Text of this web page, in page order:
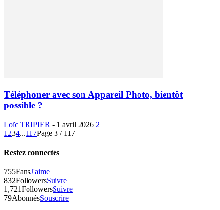
Téléphoner avec son Appareil Photo, bientôt
possible ?
Loïc TRIPIER - 1 avril 2026 2
1 234...117Page 3 / 117
Restez connectés
755FansJ'aime
832FollowersSuivre
1,721FollowersSuivre
79AbonnésSouscrire